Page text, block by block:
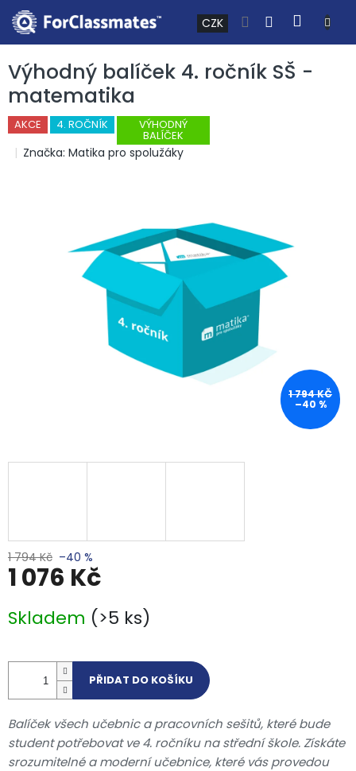
Přejít na obsah
CZK
Výhodný balíček 4. ročník SŠ -
matematika
AKCE 4. ROČNÍK VÝHODNÝ
BALÍČEK
Značka:Matika pro spolužáky
1 794 KČ
–40 %
1 794 Kč –40 %
1 076 Kč
Skladem (>5 ks)
PŘIDAT DO KOŠÍKU
Balíček všech učebnic a pracovních sešitů, které bude
student potřebovat ve 4. ročníku na střední škole. Získáte
srozumitelné a moderní učebnice, které vás provedou